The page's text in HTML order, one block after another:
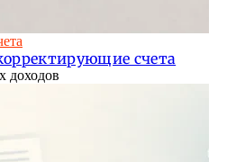
счета
доходов